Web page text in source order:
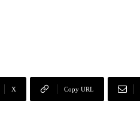
X Copy URL